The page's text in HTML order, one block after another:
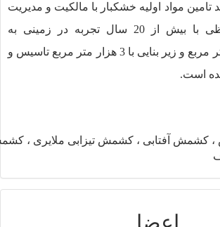
اولیه خشکبار با مالکیت و مدیریت
آقای مهندس واعظی با بیش از 20 سال تجربه در زمینی به
مساحت 20 هزار متر مربع و زیر بنایی با 3 هزار متر مربع تاسیس و